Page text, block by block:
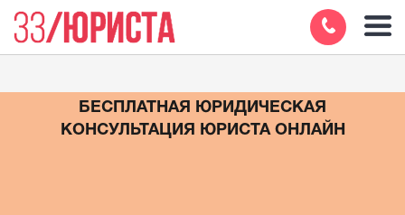
БЕСПЛАТНАЯ ЮРИДИЧЕСКАЯ
КОНСУЛЬТАЦИЯ ЮРИСТА ОНЛАЙН